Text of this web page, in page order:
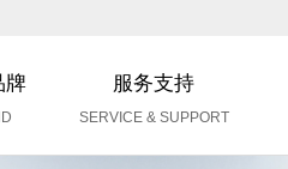
牌 服务支持
SERVICE & SUPPORT